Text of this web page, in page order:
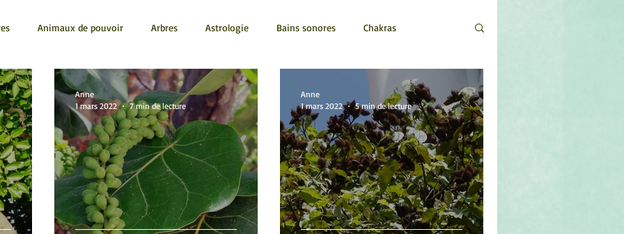
Animaux de pouvoir Arbres Astrologie Bains sonores Chakras
Conscience Continuum Corps humain Couleurs Evénements
sacrée Guides Littérature Minéraux Numérologie Objets de pouvoir
Pleines Lunes Santé Stages Tarot
Anne
1 mars 2022
7 min de lecture
Anne
1 mars 2022
5 min de lecture